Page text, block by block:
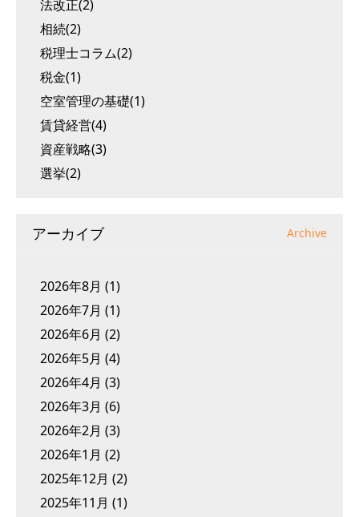
法改正(2)
相続(2)
税理士コラム(2)
税金(1)
空室管理の基礎(1)
賃貸経営(4)
資産戦略(3)
選挙(2)
アーカイブ Archive
2026年8月 (1)
2026年7月 (1)
2026年6月 (2)
2026年5月 (4)
2026年4月 (3)
2026年3月 (6)
2026年2月 (3)
2026年1月 (2)
2025年12月 (2)
2025年11月 (1)